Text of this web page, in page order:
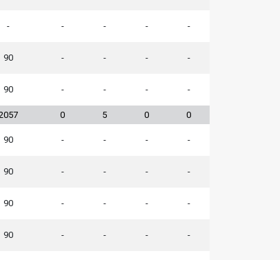
- - - - -
90 - - - -
90 - - - -
0 5 0 0
90 - - - -
90 - - - -
90 - - - -
90 - - - -